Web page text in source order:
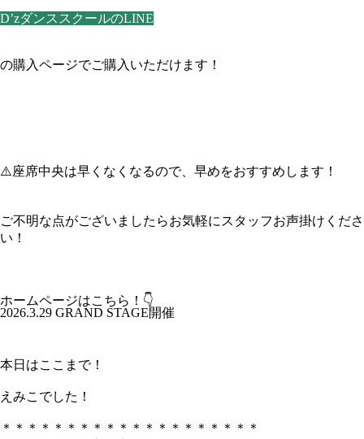
D’zダンススクールのLINE
の購入ページでご購入いただけます！
⚠️座席中央は早くなくなるので、早めをおすすめします！
ご不明な点がございましたらお気軽にスタッフお声掛けくださ
い！
ホームページはこちら！👇
2026.3.29 GRAND STAGE開催
本日はここまで！
えみこでした！
＊＊＊＊＊＊＊＊＊＊＊＊＊＊＊＊＊＊＊＊